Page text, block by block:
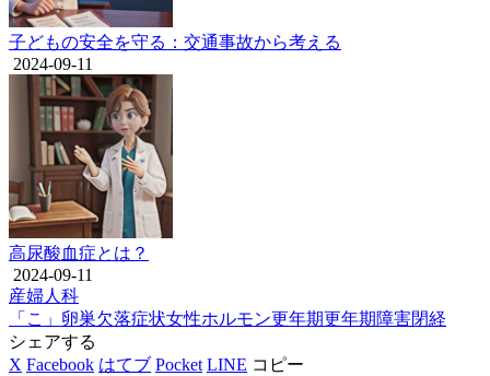
子どもの安全を守る：交通事故から考える
2024-09-11
高尿酸血症とは？
2024-09-11
産婦人科
「こ」 卵巣欠落症状女性ホルモン更年期更年期障害閉経
シェアする
X Facebook はてブ Pocket LINE コピー